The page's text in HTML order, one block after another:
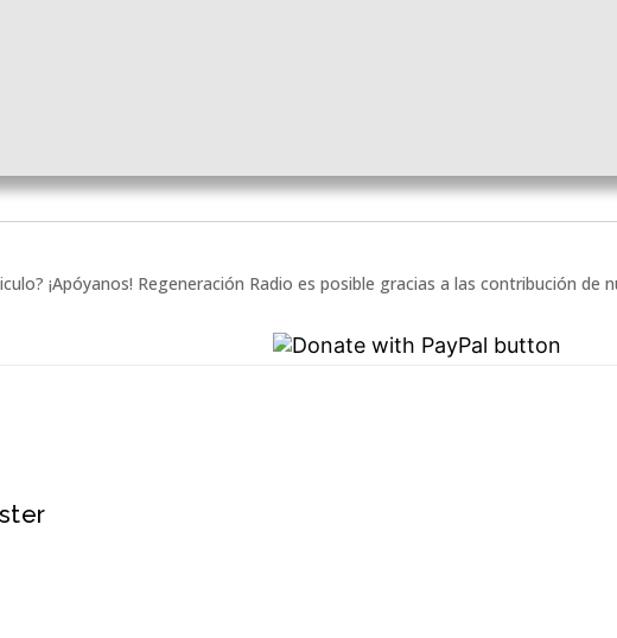
¡Apóyanos! Regeneración Radio es posible gracias a las contribución de